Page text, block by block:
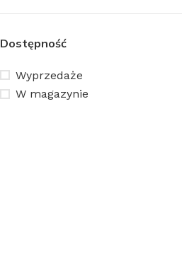
Dostępność
Wyprzedaże
W magazynie